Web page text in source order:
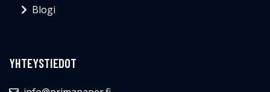
Blogi
YHTEYSTIEDOT